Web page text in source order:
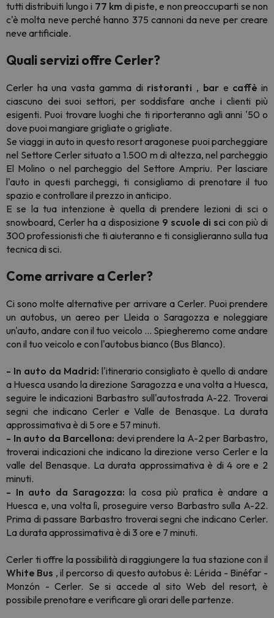
tutti distribuiti lungo i 77 km di piste, e non preoccuparti se non
c'è molta neve perché hanno 375 cannoni da neve per creare
neve artificiale.
Quali servizi offre Cerler?
Cerler ha una vasta gamma di ristoranti , bare caffè in
ciascuno dei suoi settori, per soddisfare anche i clienti più
esigenti. Puoi trovare luoghi che ti riporteranno agli anni '50 o
dove puoi mangiare grigliate o grigliate.
Se viaggi in auto in questo resort aragonese puoi parcheggiare
nel Settore Cerler situato a 1.500 m di altezza, nel parcheggio
El Molino o nel parcheggio del Settore Ampriu. Per lasciare
l'auto in questi parcheggi, ti consigliamo di prenotare il tuo
spazio e controllare il prezzo in anticipo.
E se la tua intenzione è quella di prendere lezioni di sci o
snowboard, Cerler ha a disposizione 9 scuole di sci con più di
300 professionisti che ti aiuteranno e ti consiglieranno sulla tua
tecnica di sci.
Come arrivare a Cerler?
Ci sono molte alternative per arrivare a Cerler. Puoi prendere
un autobus, un aereo per Lleida o Saragozza e noleggiare
un'auto, andare con il tuo veicolo ... Spiegheremo come andare
con il tuo veicolo e con l'autobus bianco (Bus Blanco).
- In auto da Madrid: l'itinerario consigliato è quello di andare
a Huesca usando la direzione Saragozza e una volta a Huesca,
seguire le indicazioni Barbastro sull'autostrada A-22. Troverai
segni che indicano Cerler e Valle de Benasque. La durata
approssimativa è di 5 ore e 57 minuti.
- In auto da Barcellona: devi prendere la A-2 per Barbastro,
troverai indicazioni che indicano la direzione verso Cerler e la
valle del Benasque. La durata approssimativa è di 4 ore e 2
minuti.
- In auto da Saragozza: la cosa più pratica è andare a
Huesca e, una volta lì, proseguire verso Barbastro sulla A-22.
Prima di passare Barbastro troverai segni che indicano Cerler.
La durata approssimativa è di 3 ore e 7 minuti.
Cerler ti offre la possibilità di raggiungere la tua stazione con il
White Bus , il percorso di questo autobus è: Lérida - Binéfar -
Monzón - Cerler. Se si accede al sito Web del resort, è
possibile prenotare e verificare gli orari delle partenze.